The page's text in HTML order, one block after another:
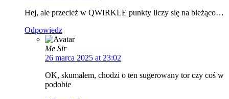
Hej, ale przecież w QWIRKLE punkty liczy się na bieżąco…
Odpowiedz
Me Sir
26 marca 2025 at 23:02
OK, skumałem, chodzi o ten sugerowany tor czy coś w
podobie